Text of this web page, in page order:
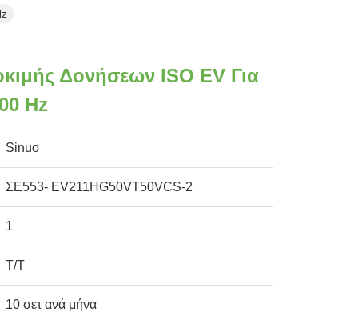
Δονήσεων ISO EV Για
Hz
Sinuo
ΣΕ553- EV211HG50VT50VCS-2
1
Τ/Τ
10 σετ ανά μήνα